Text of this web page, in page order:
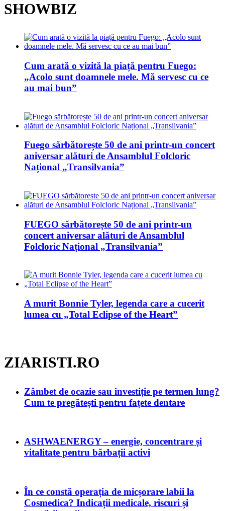
SHOWBIZ
Cum arată o vizită la piață pentru Fuego:
„Acolo sunt doamnele mele. Mă servesc cu ce
au mai bun”
Fuego sărbătorește 50 de ani printr-un concert
aniversar alături de Ansamblul Folcloric
Național „Transilvania”
FUEGO sărbătorește 50 de ani printr-un
concert aniversar alături de Ansamblul
Folcloric Național „Transilvania”
A murit Bonnie Tyler, legenda care a cucerit
lumea cu „Total Eclipse of the Heart”
ZIARISTI.RO
Zâmbet de ocazie sau investiție pe termen lung?
Cum te pregătești pentru fațete dentare
ASHWAENERGY – energie, concentrare și
vitalitate pentru bărbații activi
În ce constă operația de micșorare labii la
Cosmedica? Indicații medicale, riscuri și